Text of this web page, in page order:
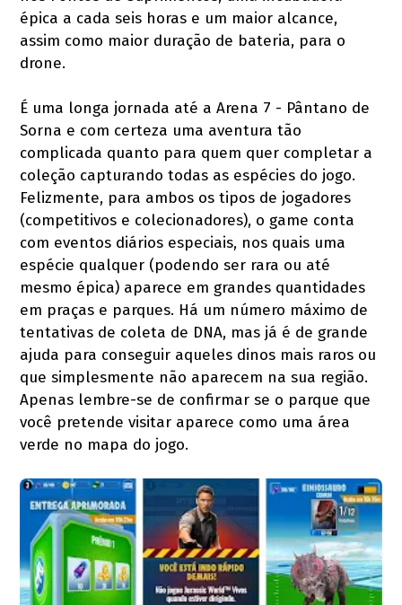
épica a cada seis horas e um maior alcance,
assim como maior duração de bateria, para o
drone.
É uma longa jornada até a Arena 7 - Pântano de
Sorna e com certeza uma aventura tão
complicada quanto para quem quer completar a
coleção capturando todas as espécies do jogo.
Felizmente, para ambos os tipos de jogadores
(competitivos e colecionadores), o game conta
com eventos diários especiais, nos quais uma
espécie qualquer (podendo ser rara ou até
mesmo épica) aparece em grandes quantidades
em praças e parques. Há um número máximo de
tentativas de coleta de DNA, mas já é de grande
ajuda para conseguir aqueles dinos mais raros ou
que simplesmente não aparecem na sua região.
Apenas lembre-se de confirmar se o parque que
você pretende visitar aparece como uma área
verde no mapa do jogo.